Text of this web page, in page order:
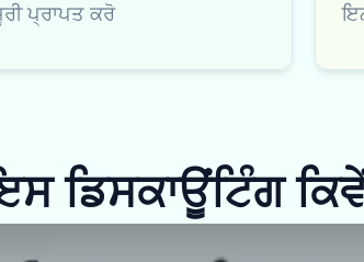
ਪ੍ਰਾਪਤ ਕਰੋ
ਡਿਸਕਾਊਂਟਿੰਗ